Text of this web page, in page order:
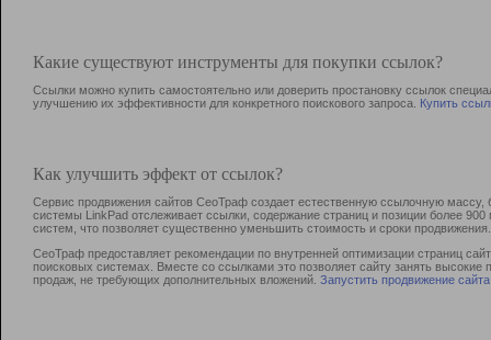
Какие существуют инструменты для покупки ссылок?
Ссылки можно купить самостоятельно или доверить простановку ссылок
улучшению их эффективности для конкретного поискового запроса. Купить
Как улучшить эффект от ссылок?
Сервис продвижения сайтов СеоТраф создает естественную ссылочную
системы LinkPad отслеживает ссылки, содержание страниц и позиции более
систем, что позволяет существенно уменьшить стоимость и сроки продвижения.
СеоТраф предоставляет рекомендации по внутренней оптимизации страниц
поисковых системах. Вместе со ссылками это позволяет сайту занять
продаж, не требующих дополнительных вложений. Запустить продвижение сайта